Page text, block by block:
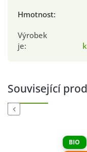
Hmotnost:
Výrobek
je:
Související
Previous
BIO